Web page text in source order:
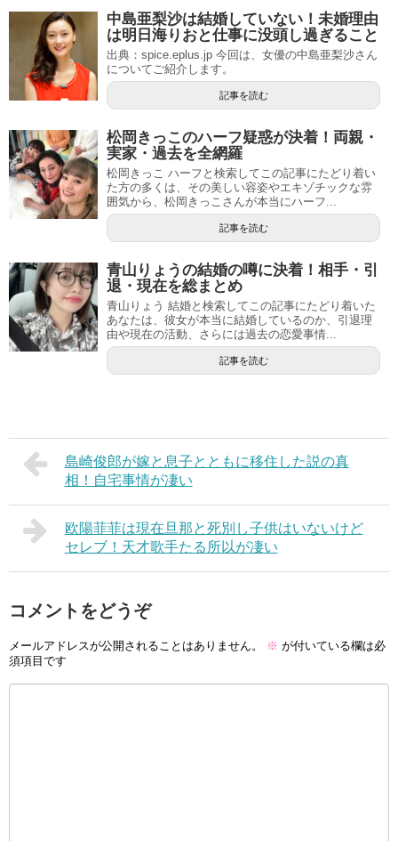
中島亜梨沙は結婚していない！未婚理由
は明日海りおと仕事に没頭し過ぎること
出典：spice.eplus.jp 今回は、女優の中島亜梨沙さん
についてご紹介します。
記事を読む
松岡きっこのハーフ疑惑が決着！両親・
実家・過去を全網羅
松岡きっこ ハーフと検索してこの記事にたどり着い
た方の多くは、その美しい容姿やエキゾチックな雰
囲気から、松岡きっこさんが本当にハーフ...
記事を読む
青山りょうの結婚の噂に決着！相手・引
退・現在を総まとめ
青山りょう 結婚と検索してこの記事にたどり着いた
あなたは、彼女が本当に結婚しているのか、引退理
由や現在の活動、さらには過去の恋愛事情...
記事を読む
島崎俊郎が嫁と息子とともに移住した説の真
相！自宅事情が凄い
欧陽菲菲は現在旦那と死別し子供はいないけど
セレブ！天才歌手たる所以が凄い
コメントをどうぞ
メールアドレスが公開されることはありません。 ※ が付いている欄は必
須項目です